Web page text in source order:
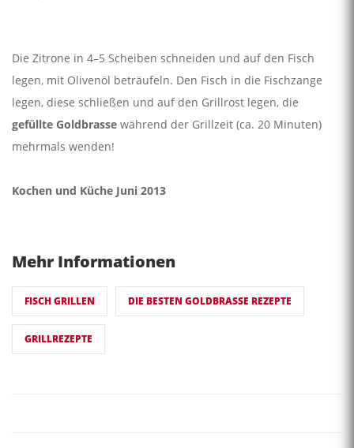
Die Zitrone in 4–5 Scheiben schneiden und auf den Fisch
legen, mit Olivenöl beträufeln. Den Fisch in die Fischzange
legen, diese schließen und auf den Grillrost legen, die
gefüllte Goldbrasse während der Grillzeit (ca. 20 Minuten)
mehrmals wenden!
Kochen und Küche Juni 2013
Mehr Informationen
FISCH GRILLEN DIE BESTEN GOLDBRASSE REZEPTE
GRILLREZEPTE